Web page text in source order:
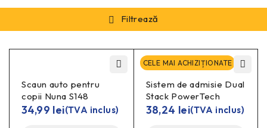
Filtrează
Scaun auto pentru
copii Nuna S148
34,99 lei(TVA inclus)
CELE MAI ACHIZIȚIONATE
Sistem de admisie Dual
Stack PowerTech
38,24 lei(TVA inclus)